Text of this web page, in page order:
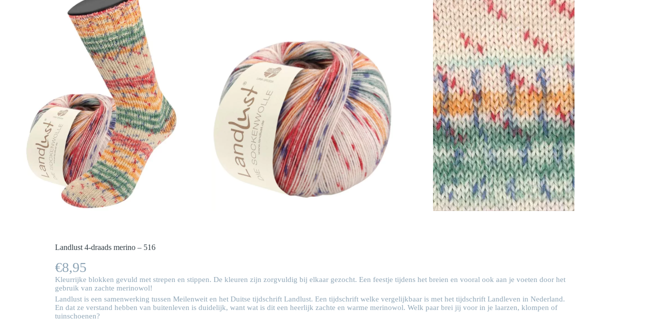
Landlust 4-draads merino – 516
€8,95
Kleurrijke blokken gevuld met strepen en stippen. De kleuren zijn zorgvuldig bij elkaar gezocht. Een feestje tijdens het breien en vooral ook aan je voeten door het
gebruik van zachte merinowol!
Landlust is een samenwerking tussen Meilenweit en het Duitse tijdschrift Landlust. Een tijdschrift welke vergelijkbaar is met het tijdschrift Landleven in Nederland.
En dat ze verstand hebben van buitenleven is duidelijk, want wat is dit een heerlijk zachte en warme merinowol. Welk paar brei jij voor in je laarzen, klompen of
tuinschoenen?